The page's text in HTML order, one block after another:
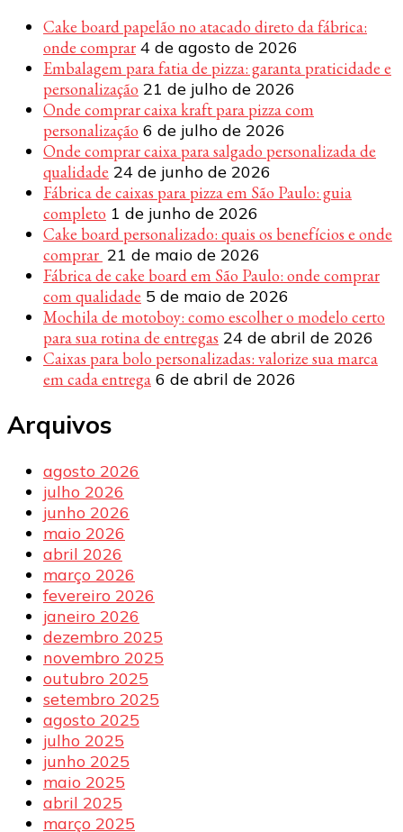
Cake board papelão no atacado direto da fábrica:
onde comprar 4 de agosto de 2026
Embalagem para fatia de pizza: garanta praticidade e
personalização 21 de julho de 2026
Onde comprar caixa kraft para pizza com
personalização 6 de julho de 2026
Onde comprar caixa para salgado personalizada de
qualidade 24 de junho de 2026
Fábrica de caixas para pizza em São Paulo: guia
completo 1 de junho de 2026
Cake board personalizado: quais os benefícios e onde
comprar 21 de maio de 2026
Fábrica de cake board em São Paulo: onde comprar
com qualidade 5 de maio de 2026
Mochila de motoboy: como escolher o modelo certo
para sua rotina de entregas 24 de abril de 2026
Caixas para bolo personalizadas: valorize sua marca
em cada entrega 6 de abril de 2026
Arquivos
agosto 2026
julho 2026
junho 2026
maio 2026
abril 2026
março 2026
fevereiro 2026
janeiro 2026
dezembro 2025
novembro 2025
outubro 2025
setembro 2025
agosto 2025
julho 2025
junho 2025
maio 2025
abril 2025
março 2025